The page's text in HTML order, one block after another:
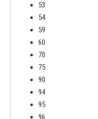
53
54
59
60
70
75
90
94
95
96